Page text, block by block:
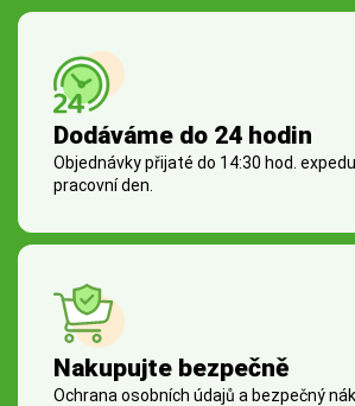
Dodáváme do 24 hodin
Objednávky přijaté do 14:30 hod.
pracovní den.
Nakupujte bezpečně
Ochrana osobních údajů a bezpečný